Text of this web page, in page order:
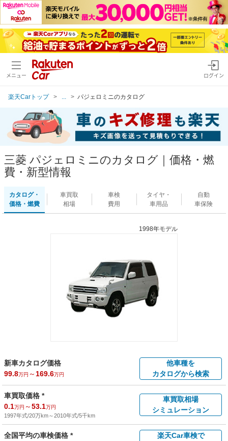
メニュー ログイン
楽天Carトップ パジェロミニのカタログ
三菱 パジェロミニのカタログ｜価格・燃
費・新型情報
カタログ・
価格・燃費
車買取
相場
車検
費用
タイヤ・
車用品
自動
車保険
1998年モデル
新車カタログ価格
99.8万円 ～ 169.6万円
他車種を
カタログから検索
車買取価格 *
0.1万円 ～53.1万円
1997年式/20万km～2010年式/5千km
車買取相場
シミュレーション
全国平均の車検価格 *
楽天Car車検で